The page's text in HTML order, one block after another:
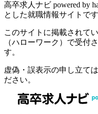
高卒求人ナビ powered by
とした就職情報サイトです
このサイトに掲載されて
（ハローワーク）で受付
す。
虚偽・誤表示の申し立ては
ださい。